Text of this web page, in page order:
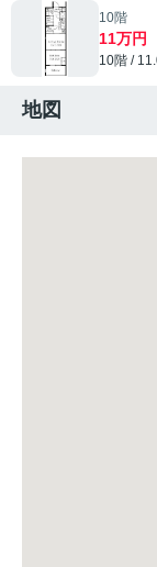
10階
11万円
10階 /
地図